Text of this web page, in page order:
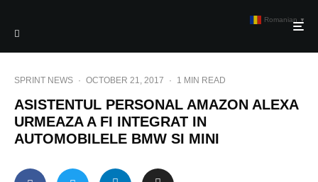
SPRINT NEWS · OCTOBER 21, 2017 · 1 MIN READ
ASISTENTUL PERSONAL AMAZON ALEXA
URMEAZA A FI INTEGRAT IN
AUTOMOBILELE BMW SI MINI
Romanian ▼